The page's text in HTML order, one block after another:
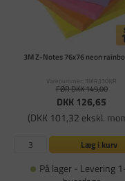
3M Z-Notes 76x76 neon
Varenummer: 3MR330NR
FØR DKK 149,00
DKK 126,65
(DKK 101,32 ekskl.
Læg i kurv
På lager - Levering